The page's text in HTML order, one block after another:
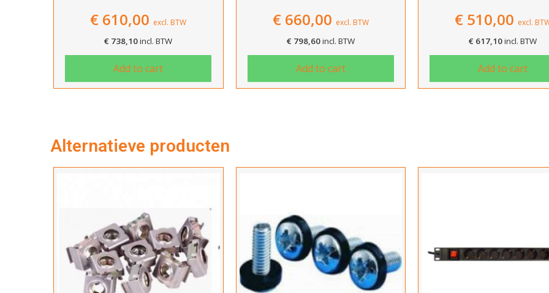
€ 610,00 excl. BTW
€ 738,10incl. BTW
Add to cart
€660,00 excl. BTW
€ 798,60incl. BTW
Add to cart
€ 510,00 excl.
€ 617,10incl. BTW
Add to cart
Alternatieve producten